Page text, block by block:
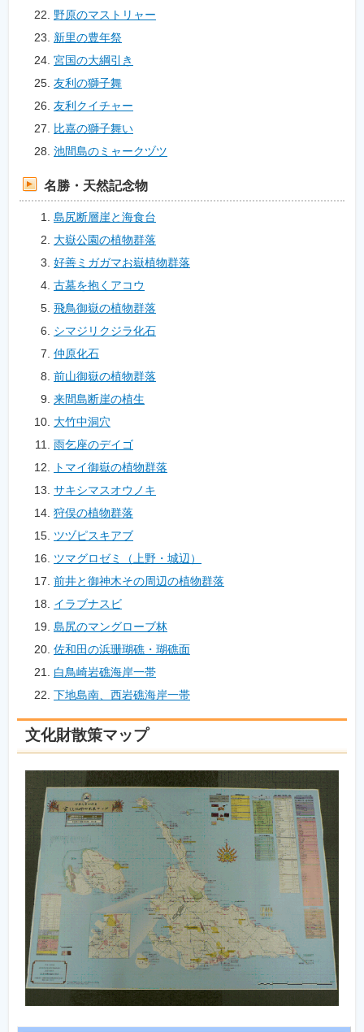
野原のマストリャー
新里の豊年祭
宮国の大綱引き
友利の獅子舞
友利クイチャー
比嘉の獅子舞い
池間島のミャークヅツ
名勝・天然記念物
島尻断層崖と海食台
大嶽公園の植物群落
好善ミガガマお嶽植物群落
古墓を抱くアコウ
飛鳥御嶽の植物群落
シマジリクジラ化石
仲原化石
前山御嶽の植物群落
来間島断崖の植生
大竹中洞穴
雨乞座のデイゴ
トマイ御嶽の植物群落
サキシマスオウノキ
狩俣の植物群落
ツヅピスキアブ
ツマグロゼミ（上野・城辺）
前井と御神木その周辺の植物群落
イラブナスビ
島尻のマングローブ林
佐和田の浜珊瑚礁・瑚礁面
白鳥崎岩礁海岸一帯
下地島南、西岩礁海岸一帯
文化財散策マップ